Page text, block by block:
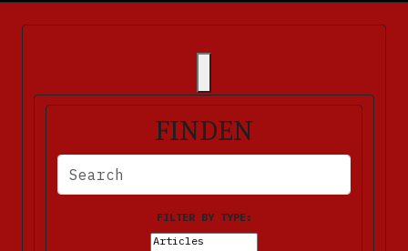
FINDEN
BITTE FÜLLEN SIE DIE ERFORDERLICHEN FELDER AUS.
FILTER BY TYPE: